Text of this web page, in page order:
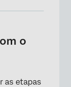
o
as etapas